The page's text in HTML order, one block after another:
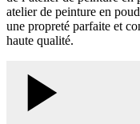
atelier de peinture en
une propreté parfaite et
haute qualité.